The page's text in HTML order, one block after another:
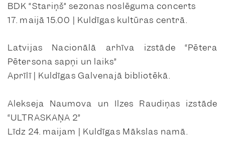
BDK “Stariņš” sezonas noslēguma concerts
17. maijā 15.00 | Kuldīgas kultūras centrā.
Latvijas Nacionālā arhīva izstāde “Pētera
Pētersona sapņi un laiks”
Aprīlī | Kuldīgas Galvenajā bibliotēkā.
Alekseja Naumova un Ilzes Raudiņas izstāde
“ULTRASKAŅA 2”
Līdz 24. maijam | Kuldīgas Mākslas namā.